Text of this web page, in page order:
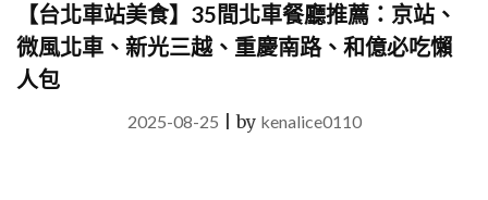
【台北車站美食】35間北車餐廳推薦：京站、
微風北車、新光三越、重慶南路、和億必吃懶
人包
2025-08-25 |by kenalice0110